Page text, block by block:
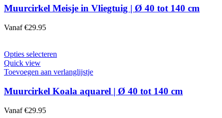
variaties.
Deze
op
de
productpagina
Muurcirkel Meisje in Vliegtuig | Ø 40 tot 140 cm
Vanaf €29.95
Opties selecteren
heeft
variaties.
Deze
Quick view
Toevoegen aan verlanglijstje
Muurcirkel Koala aquarel | Ø 40 tot 140 cm
Vanaf €29.95